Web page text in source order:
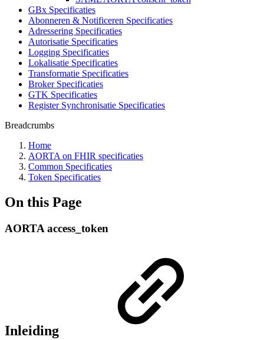
GBx Specificaties
Abonneren & Notificeren Specificaties
Adressering Specificaties
Autorisatie Specificaties
Logging Specificaties
Lokalisatie Specificaties
Transformatie Specificaties
Broker Specificaties
GTK Specificaties
Register Synchronisatie Specificaties
Breadcrumbs
Home
AORTA on FHIR specificaties
Common Specificaties
Token Specificaties
On this Page
AORTA access_token
Inleiding